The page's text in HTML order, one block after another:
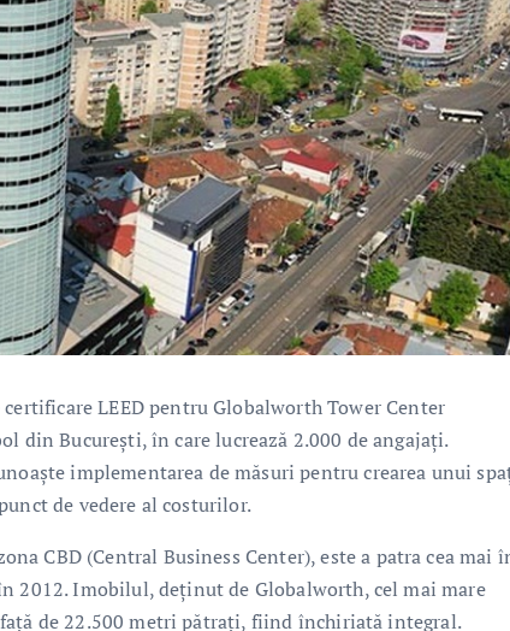
LEED pentru Globalworth Tower Center
București, în care lucrează 2.000 de angajați.
implementarea de măsuri pentru crearea unui
de vedere al costurilor.
CBD (Central Business Center), este a patra cea mai
2012. Imobilul, deținut de Globalworth, cel mai mare
de 22.500 metri pătrați, fiind închiriată integral.